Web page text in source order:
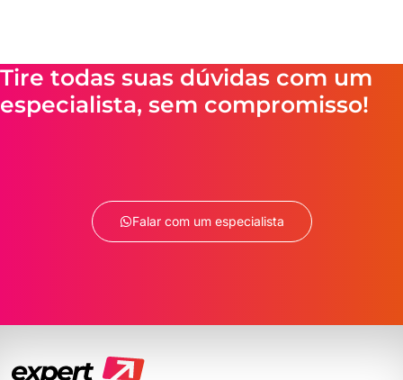
Tire todas suas dúvidas com um
especialista, sem compromisso!
Falar com um especialista